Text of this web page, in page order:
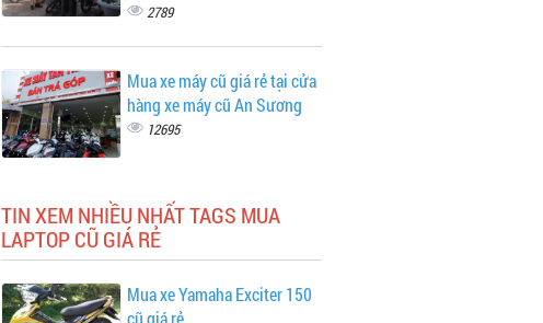
2789
Mua xe máy cũ giá rẻ tại cửa
hàng xe máy cũ An Sương
12695
TIN XEM NHIỀU NHẤT TAGS MUA
LAPTOP CŨ GIÁ RẺ
Mua xe Yamaha Exciter 150
cũ giá rẻ